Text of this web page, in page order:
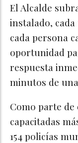
El Alcalde
instalado,
cada persona
oportunidad
respuesta
minutos de
Como parte
capacitadas
154 policías